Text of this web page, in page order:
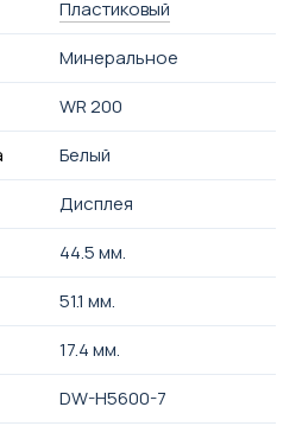
Пластиковый
Минеральное
WR 200
Белый
Дисплея
44.5 мм.
51.1 мм.
17.4 мм.
DW-H5600-7